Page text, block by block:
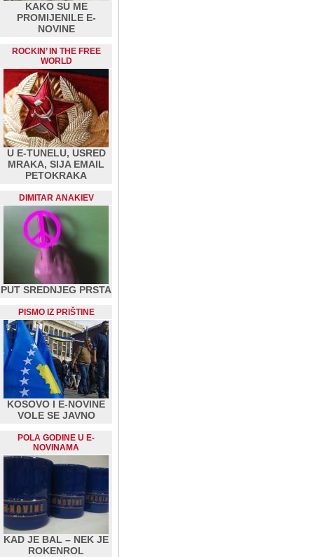
KAKO SU ME
PROMIJENILE E-
NOVINE
ROCKIN’ IN THE FREE
WORLD
U E-TUNELU, USRED
MRAKA, SIJA EMAIL
PETOKRAKA
DIMITAR ANAKIEV
PUT SREDNJEG PRSTA
PISMO IZ PRIŠTINE
KOSOVO I E-NOVINE
VOLE SE JAVNO
POLA GODINE U E-
NOVINAMA
KAD JE BAL – NEK JE
ROKENROL